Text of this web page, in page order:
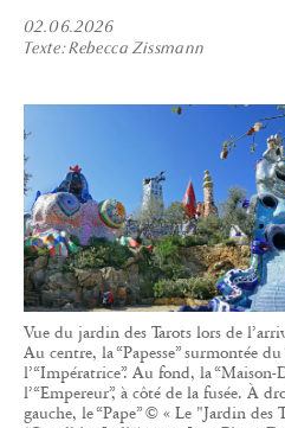
02.06.2026
Texte Rebecca Zissmann
Vue du jardin des Tarots lors de
Au centre, la “Papesse” surmontée
l’“Impératrice”. Au fond, la “Maison-
l’“Empereur”, à côté de la fusée. À
gauche, le “Pape” © « Le "Jardin